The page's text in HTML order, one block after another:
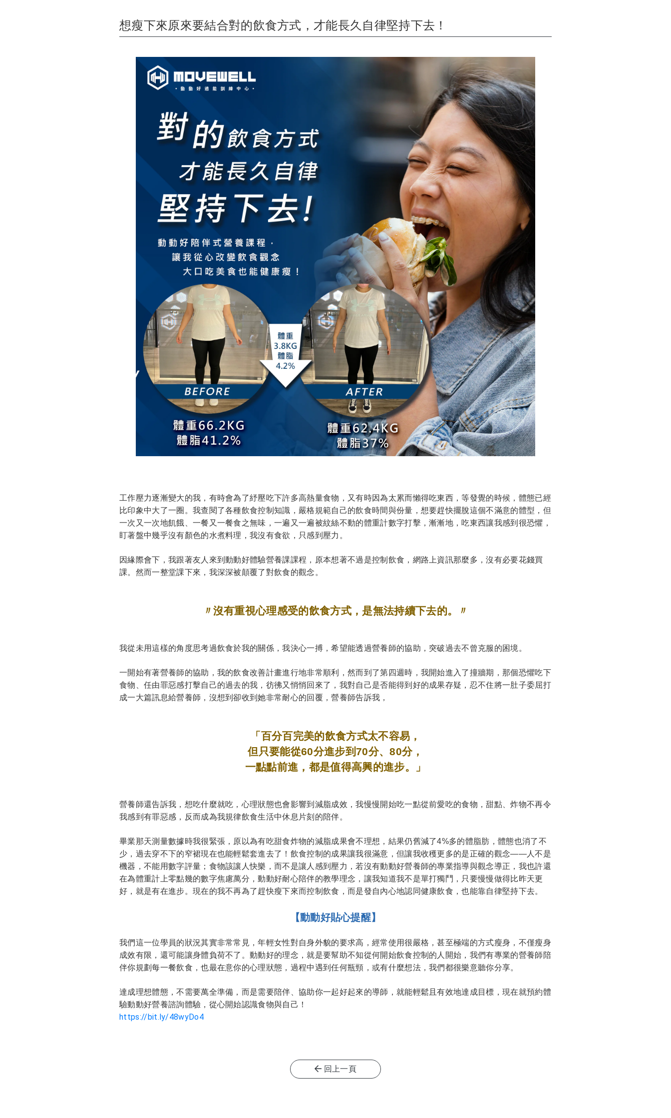
想瘦下來原來要結合對的飲食方式，才能長久自律堅持下去！
工作壓力逐漸變大的我，有時會為了紓壓吃下許多高熱量食物，又有時因為太累而懶得吃東西，等發覺的時候，體態已經
比印象中大了一圈。我查閱了各種飲食控制知識，嚴格規範自己的飲食時間與份量，想要趕快擺脫這個不滿意的體型，但
一次又一次地飢餓、一餐又一餐食之無味，一遍又一遍被紋絲不動的體重計數字打擊，漸漸地，吃東西讓我感到很恐懼，
盯著盤中幾乎沒有顏色的水煮料理，我沒有食欲，只感到壓力。
因緣際會下，我跟著友人來到動動好體驗營養課課程，原本想著不過是控制飲食，網路上資訊那麼多，沒有必要花錢買
課。然而一整堂課下來，我深深被顛覆了對飲食的觀念。
〃沒有重視心理感受的飲食方式，是無法持續下去的。〃
我從未用這樣的角度思考過飲食於我的關係，我決心一搏，希望能透過營養師的協助，突破過去不曾克服的困境。
一開始有著營養師的協助，我的飲食改善計畫進行地非常順利，然而到了第四週時，我開始進入了撞牆期，那個恐懼吃下
食物、任由罪惡感打擊自己的過去的我，彷彿又悄悄回來了，我對自己是否能得到好的成果存疑，忍不住將一肚子委屈打
成一大篇訊息給營養師，沒想到卻收到她非常耐心的回覆，營養師告訴我，
「百分百完美的飲食方式太不容易，
但只要能從60分進步到70分、80分，
一點點前進，都是值得高興的進步。」
營養師還告訴我，想吃什麼就吃，心理狀態也會影響到減脂成效，我慢慢開始吃一點從前愛吃的食物，甜點、炸物不再令
我感到有罪惡感，反而成為我規律飲食生活中休息片刻的陪伴。
畢業那天測量數據時我很緊張，原以為有吃甜食炸物的減脂成果會不理想，結果仍舊減了4%多的體脂肪，體態也消了不
少，過去穿不下的窄裙現在也能輕鬆套進去了！飲食控制的成果讓我很滿意，但讓我收穫更多的是正確的觀念——人不是
機器，不能用數字評量；食物該讓人快樂，而不是讓人感到壓力，若沒有動動好營養師的專業指導與觀念導正，我也許還
在為體重計上零點幾的數字焦慮萬分，動動好耐心陪伴的教學理念，讓我知道我不是單打獨鬥，只要慢慢做得比昨天更
好，就是有在進步。現在的我不再為了趕快瘦下來而控制飲食，而是發自內心地認同健康飲食，也能靠自律堅持下去。
【動動好貼心提醒】
我們這一位學員的狀況其實非常常見，年輕女性對自身外貌的要求高，經常使用很嚴格，甚至極端的方式瘦身，不僅瘦身
成效有限，還可能讓身體負荷不了。動動好的理念，就是要幫助不知從何開始飲食控制的人開始，我們有專業的營養師陪
伴你規劃每一餐飲食，也最在意你的心理狀態，過程中遇到任何瓶頸，或有什麼想法，我們都很樂意聽你分享。
達成理想體態，不需要萬全準備，而是需要陪伴、協助你一起好起來的導師，就能輕鬆且有效地達成目標，現在就預約體
驗動動好營養諮詢體驗，從心開始認識食物與自己！
https://bit.ly/48wyDo4
回上一頁